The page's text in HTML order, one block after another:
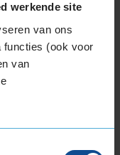
werkende site
van ons
functies (ook voor
van